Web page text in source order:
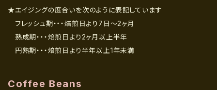
★エイジングの度合いを次のように表記しています
フレッシュ期・・・焙煎日より7日〜2ヶ月
熟成期・・・焙煎日より2ヶ月以上半年
円熟期・・・焙煎日より半年以上1年未満
Coffee Beans